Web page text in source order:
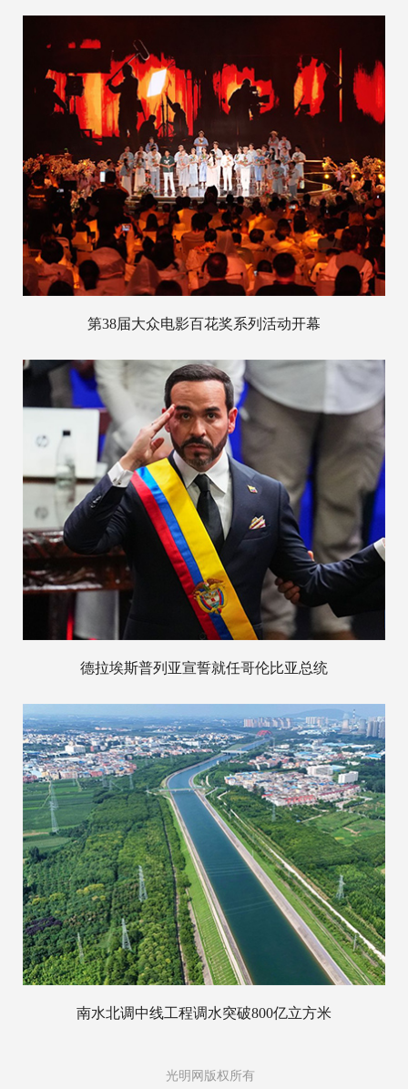
第38届大众电影百花奖系列活动开幕
德拉埃斯普列亚宣誓就任哥伦比亚总统
南水北调中线工程调水突破800亿立方米
光明网版权所有